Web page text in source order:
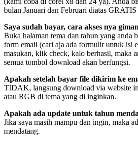
bulan Januari dan Februari diatas
Saya sudah bayar, cara akses nya
Buka halaman tema dan tahun yang anda
form email (cari aja ada formulir untuk isi
masukan, klik check, kalo berhasil, maka
semua tombol download akan berfungsi.
Apakah setelah bayar file dikirim ke
TIDAK, langsung download via website
atau RGB di tema yang di inginkan.
Apakah ada update untuk tahun
Jika saya masih mampu dan ingin, maka
mendatang.